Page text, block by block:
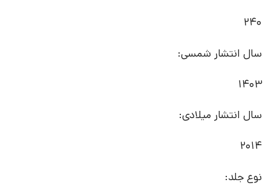
240
سال انتشار شمسی:
1403
سال انتشار میلادی:
2014
نوع جلد: